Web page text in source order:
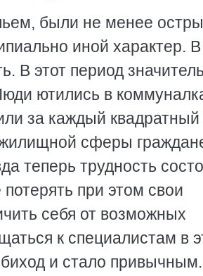
были не менее
иной характер. В
В этот период
ютились в
за каждый
сферы
теперь трудность
при этом свои
себя от возможных
к специалистам в
и стало привычным.